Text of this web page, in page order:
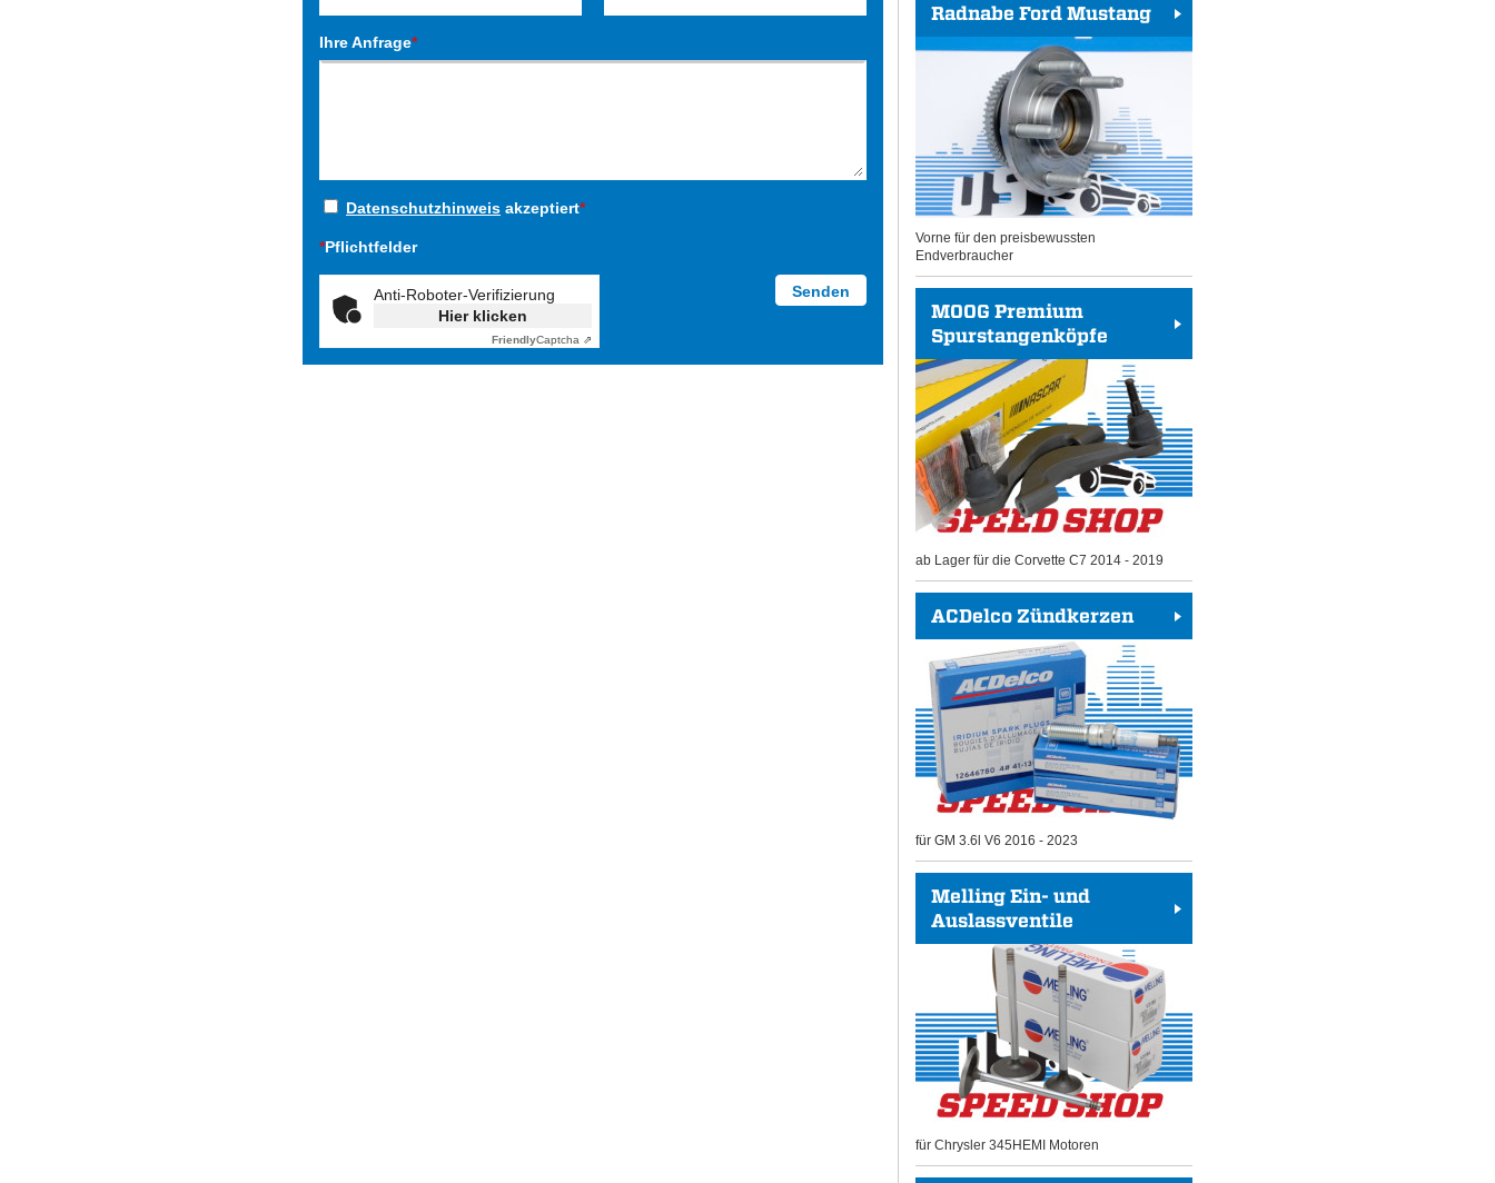
Ihre Anfrage*
Datenschutzhinweis akzeptiert*
*Pflichtfelder
Anti-Roboter-Verifizierung
Hier klicken
FriendlyCaptcha ⇗
Radnabe Ford Mustang
Vorne für den preisbewussten
Endverbraucher
MOOG Premium
Spurstangenköpfe
ab Lager für die Corvette C7 2014 - 2019
ACDelco Zündkerzen
für GM 3.6l V6 2016 - 2023
Melling Ein- und
Auslassventile
für Chrysler 345HEMI Motoren